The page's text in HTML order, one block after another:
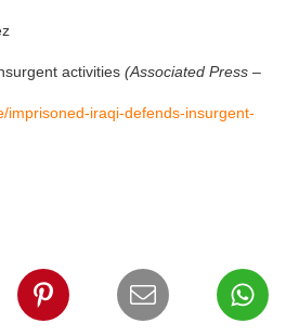
activities (Associated Press –
imprisoned-iraqi-defends-insurgent-